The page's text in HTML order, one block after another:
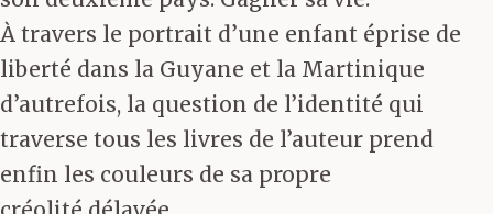
À travers le portrait d’une enfant éprise de
liberté dans la Guyane et la Martinique
d’autrefois, la question de l’identité qui
traverse tous les livres de l’auteur prend
enfin les couleurs de sa propre